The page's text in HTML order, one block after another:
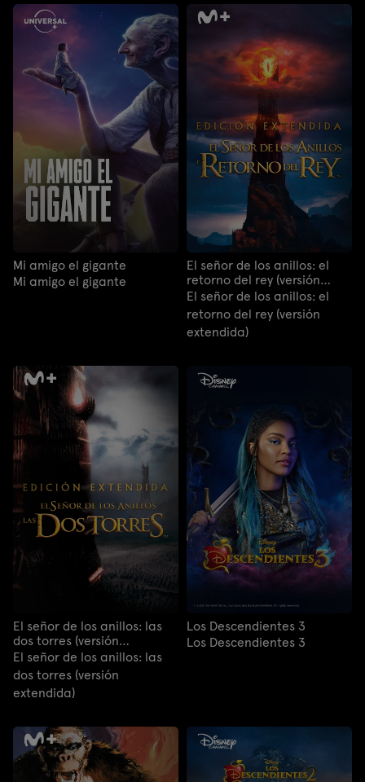
Mi amigo el gigante
Mi amigo el gigante
El señor de los anillos: el
retorno del rey (versión
extendida)
El señor de los anillos: el
retorno del rey (versión
extendida)
El señor de los anillos: las
dos torres (versión
extendida)
El señor de los anillos: las
dos torres (versión
extendida)
Los Descendientes 3
Los Descendientes 3